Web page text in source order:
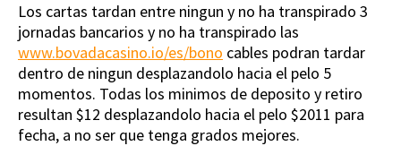
Los cartas tardan entre ningun y no ha transpirado 3
jornadas bancarios y no ha transpirado las
www.bovadacasino.io/es/bono cables podran tardar
dentro de ningun desplazandolo hacia el pelo 5
momentos. Todas los minimos de deposito y retiro
resultan $12 desplazandolo hacia el pelo $2011 para
fecha, a no ser que tenga grados mejores.